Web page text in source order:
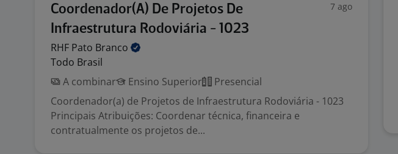
Coordenador(A) De Projetos De
Infraestrutura Rodoviária - 1023
7 ago
RHF Pato Branco
Todo Brasil
A combinar
Ensino Superior
Presencial
Coordenador(a) de Projetos de Infraestrutura Rodoviária - 1023
Principais Atribuições: Coordenar técnica, financeira e
contratualmente os projetos de...